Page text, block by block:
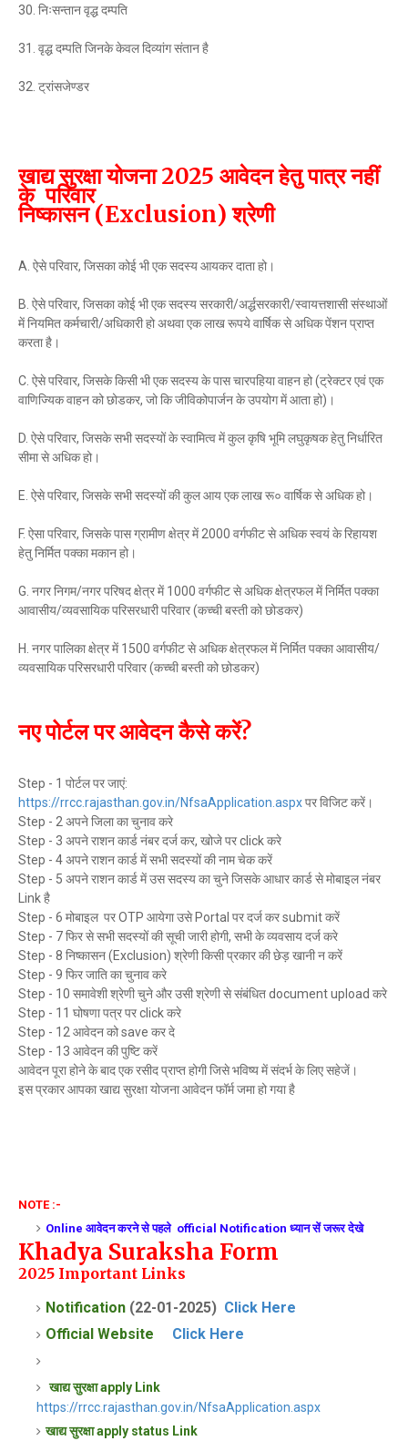
30. निःसन्तान वृद्ध दम्पति
31. वृद्ध दम्पति जिनके केवल दिव्यांग संतान है
32. ट्रांसजेण्डर
खाद्य सुरक्षा योजना 2025 आवेदन हेतु पात्र नहीं
के परिवार
निष्कासन (Exclusion) श्रेणी
A. ऐसे परिवार, जिसका कोई भी एक सदस्य आयकर दाता हो।
B. ऐसे परिवार, जिसका कोई भी एक सदस्य सरकारी/अर्द्धसरकारी/स्वायत्तशासी संस्थाओं
में नियमित कर्मचारी/अधिकारी हो अथवा एक लाख रूपये वार्षिक से अधिक पेंशन प्राप्त
करता है।
C. ऐसे परिवार, जिसके किसी भी एक सदस्य के पास चारपहिया वाहन हो (ट्रेक्टर एवं एक
वाणिज्यिक वाहन को छोडकर, जो कि जीविकोपार्जन के उपयोग में आता हो)।
D. ऐसे परिवार, जिसके सभी सदस्यों के स्वामित्व में कुल कृषि भूमि लघुकृषक हेतु निर्धारित
सीमा से अधिक हो।
E. ऐसे परिवार, जिसके सभी सदस्यों की कुल आय एक लाख रू० वार्षिक से अधिक हो।
F. ऐसा परिवार, जिसके पास ग्रामीण क्षेत्र में 2000 वर्गफीट से अधिक स्वयं के रिहायश
हेतु निर्मित पक्का मकान हो।
G. नगर निगम/नगर परिषद क्षेत्र में 1000 वर्गफीट से अधिक क्षेत्रफल में निर्मित पक्का
आवासीय/व्यवसायिक परिसरधारी परिवार (कच्ची बस्ती को छोडकर)
H. नगर पालिका क्षेत्र में 1500 वर्गफीट से अधिक क्षेत्रफल में निर्मित पक्का आवासीय/
व्यवसायिक परिसरधारी परिवार (कच्ची बस्ती को छोडकर)
नए पोर्टल पर आवेदन कैसे करें?
Step - 1 पोर्टल पर जाएं:
https://rrcc.rajasthan.gov.in/NfsaApplication.aspxपर विजिट करें।
Step - 2 अपने जिला का चुनाव करे
Step - 3 अपने राशन कार्ड नंबर दर्ज कर, खोजे पर click करे
Step - 4 अपने राशन कार्ड में सभी सदस्यों की नाम चेक करें
Step - 5 अपने राशन कार्ड में उस सदस्य का चुने जिसके आधार कार्ड से मोबाइल नंबर
Link है
Step - 6 मोबाइल पर OTP आयेगा उसे Portal पर दर्ज कर submit करें
Step - 7 फिर से सभी सदस्यों की सूची जारी होगी, सभी के व्यवसाय दर्ज करे
Step - 8 निष्कासन (Exclusion) श्रेणी किसी प्रकार की छेड़ खानी न करें
Step - 9 फिर जाति का चुनाव करे
Step - 10 समावेशी श्रेणी चुने और उसी श्रेणी से संबंधित document upload करे
Step - 11 घोषणा पत्र पर click करे
Step - 12 आवेदन को save कर दे
Step - 13 आवेदन की पुष्टि करें
आवेदन पूरा होने के बाद एक रसीद प्राप्त होगी जिसे भविष्य में संदर्भ के लिए सहेजें।
इस प्रकार आपका खाद्य सुरक्षा योजना आवेदन फॉर्म जमा हो गया है
NOTE :-
Online आवेदन करने से पहले official Notification ध्यान सेंजरूर देखे
Khadya Suraksha Form
2025 Important Links
Notification (22-01-2025) Click Here
Official Website
Click Here
खाद्य सुरक्षा apply Link
https://rrcc.rajasthan.gov.in/NfsaApplication.aspx
खाद्य सुरक्षा apply status Link